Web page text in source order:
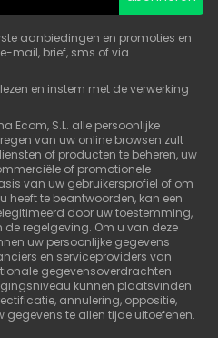
aanbiedingen en promoties en
mail, brief, sms of via
en instem met de verwerking
Ecom, S.L. alle persoonlijke
van uw online browsen zult
of producten te beheren, uw
of promotionele
van uw gebruikersprofiel of om
heeft te beantwoorden, kan een
door uw toestemming,
regelgeving. Om u van deze
uw persoonlijke gegevens
en serviceproviders van
gegevensoverdrachten
kunnen plaatsvinden.
annulering, oppositie,
gegevens te allen tijde uitoefenen.